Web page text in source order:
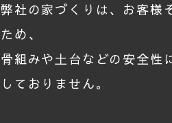
弊社の家づくりは、お客様
ため、
骨組みや土台などの安全性
しておりません。